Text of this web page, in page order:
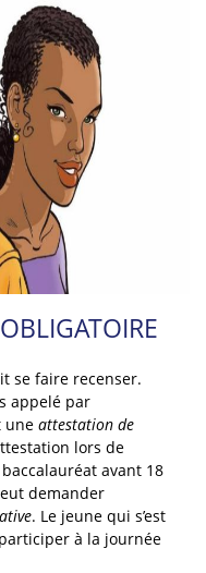
se faire recenser.
appelé par
une attestation de
lors de
avant 18
demander
. Le jeune qui s’est
à la journée